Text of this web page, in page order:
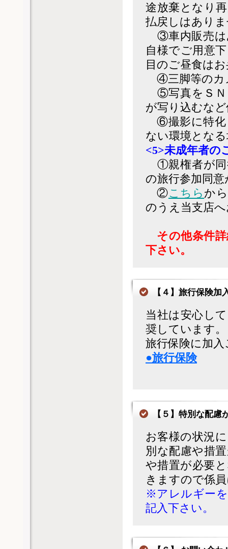
途放棄となり
払戻しはあり
③車内販売は
自様でご用意
目のご昼食は
④三脚等のカ
⑤写真をＳＮ
が写り込むな
⑥撮影に特化
ない環境とな
<5>未成年者の
①親権者が同
の旅行参加同
②こちら か
のうえ当支店
その他条件
下さい。
【４】旅行保険加
当社は安心し
奨しています。
旅行保険に加
●旅行保険
【５】特別な配慮
お客様の状況
別な配慮や措
や措置が必要
きますので係
※アレルギー
記入下さい。